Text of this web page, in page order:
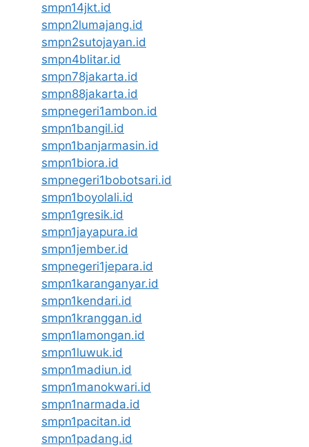
smpn14jkt.id
smpn2lumajang.id
smpn2sutojayan.id
smpn4blitar.id
smpn78jakarta.id
smpn88jakarta.id
smpnegeri1ambon.id
smpn1bangil.id
smpn1banjarmasin.id
smpn1biora.id
smpnegeri1bobotsari.id
smpn1boyolali.id
smpn1gresik.id
smpn1jayapura.id
smpn1jember.id
smpnegeri1jepara.id
smpn1karanganyar.id
smpn1kendari.id
smpn1kranggan.id
smpn1lamongan.id
smpn1luwuk.id
smpn1madiun.id
smpn1manokwari.id
smpn1narmada.id
smpn1pacitan.id
smpn1padang.id